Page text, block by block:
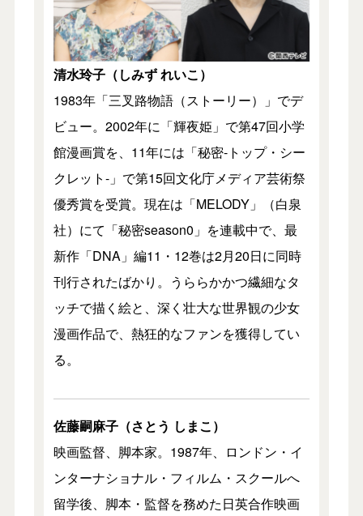
清水玲子（しみず れいこ）
1983年「三叉路物語（ストーリー）」でデ
ビュー。2002年に「輝夜姫」で第47回小学
館漫画賞を、11年には「秘密-トップ・シー
クレット-」で第15回文化庁メディア芸術祭
優秀賞を受賞。現在は「MELODY」（白泉
社）にて「秘密season0」を連載中で、最
新作「DNA」編11・12巻は2月20日に同時
刊行されたばかり。うららかかつ繊細なタ
ッチで描く絵と、深く壮大な世界観の少女
漫画作品で、熱狂的なファンを獲得してい
る。
佐藤嗣麻子（さとう しまこ）
映画監督、脚本家。1987年、ロンドン・イ
ンターナショナル・フィルム・スクールへ
留学後、脚本・監督を務めた日英合作映画